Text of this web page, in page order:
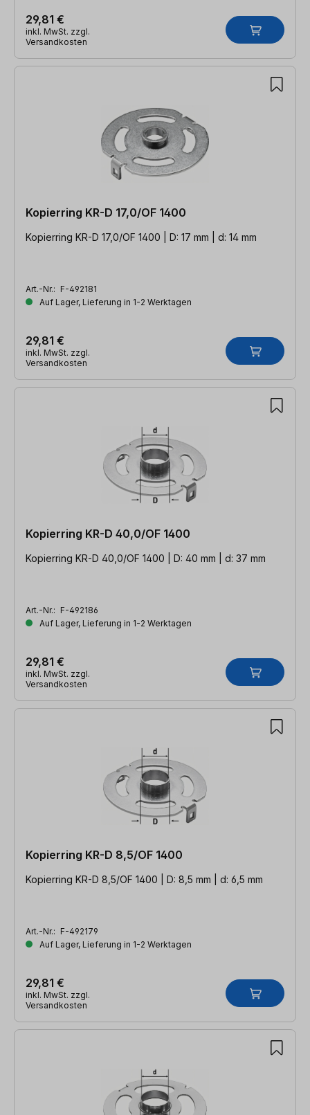
29,81 €
inkl. MwSt. zzgl.
Versandkosten
Kopierring KR-D 17,0/OF 1400
Kopierring KR-D 17,0/OF 1400 | D: 17 mm | d: 14 mm
Art.-Nr.: F-492181
Auf Lager, Lieferung in 1-2 Werktagen
29,81 €
inkl. MwSt. zzgl.
Versandkosten
Kopierring KR-D 40,0/OF 1400
Kopierring KR-D 40,0/OF 1400 | D: 40 mm | d: 37 mm
Art.-Nr.: F-492186
Auf Lager, Lieferung in 1-2 Werktagen
29,81 €
inkl. MwSt. zzgl.
Versandkosten
Kopierring KR-D 8,5/OF 1400
Kopierring KR-D 8,5/OF 1400 | D: 8,5 mm | d: 6,5 mm
Art.-Nr.: F-492179
Auf Lager, Lieferung in 1-2 Werktagen
29,81 €
inkl. MwSt. zzgl.
Versandkosten